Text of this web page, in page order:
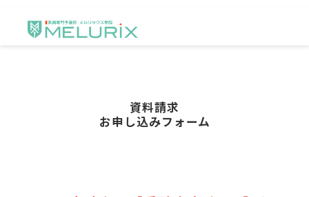
資料請求
お申し込みフォーム